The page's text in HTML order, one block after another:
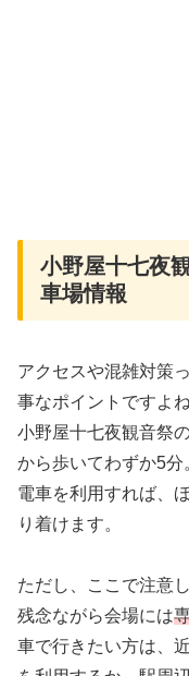
小野屋十七夜
車場情報
アクセスや混雑対策
事なポイントですよね
小野屋十七夜観音祭
から歩いてわずか5分
電車を利用すれば、
り着けます。
ただし、ここで注意
残念ながら会場には
車で行きたい方は、